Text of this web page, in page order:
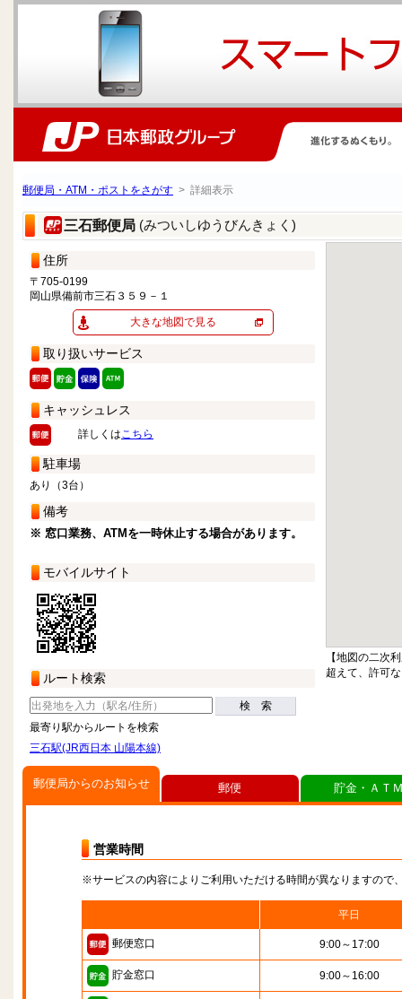
郵便局・ATM・ポストをさがす > 詳細表示
三石郵便局 (みついしゆうびんきょく)
住所
〒705-0199
岡山県備前市三石３５９－１
大きな地図で見る
取り扱いサービス
キャッシュレス
詳しくはこちら
駐車場
あり（3台）
備考
※ 窓口業務、ATMを一時休止する場合があります。
モバイルサイト
ルート検索
検 索
最寄り駅からルートを検索
三石駅(JR西日本 山陽本線)
【地図の二次
超えて、許可
郵便局からのお知らせ
営業時間
※サービスの内容によりご利用いただける時間が異なりますので
平日
郵便窓口 9:00～17:00
貯金窓口 9:00～16:00
郵便 貯金・ＡＴ